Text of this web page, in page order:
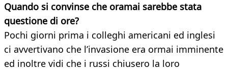
Quando si convinse che oramai sarebbe stata
questione di ore?
Pochi giorni prima i colleghi americani ed inglesi
ci avvertivano che l’invasione era ormai imminente
ed inoltre vidi che i russi chiusero la loro